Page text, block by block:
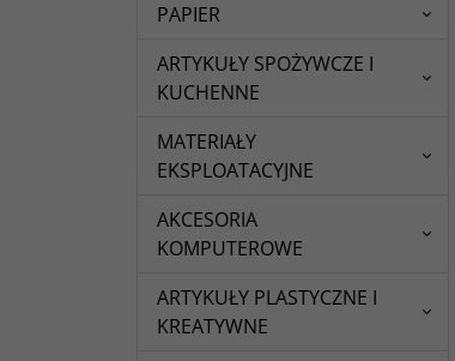
PAPIER
ARTYKUŁY SPOŻYWCZE I
KUCHENNE
MATERIAŁY
EKSPLOATACYJNE
AKCESORIA
KOMPUTEROWE
ARTYKUŁY PLASTYCZNE I
KREATYWNE